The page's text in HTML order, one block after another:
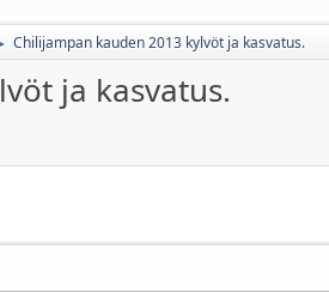
Chilijampan kauden 2013 kylvöt ja kasvatus.
ja kasvatus.